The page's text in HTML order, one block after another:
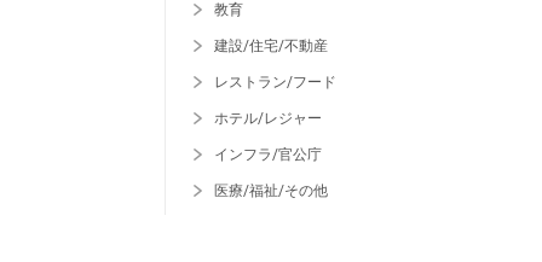
教育
建設/住宅/不動産
レストラン/フード
ホテル/レジャー
インフラ/官公庁
医療/福祉/その他